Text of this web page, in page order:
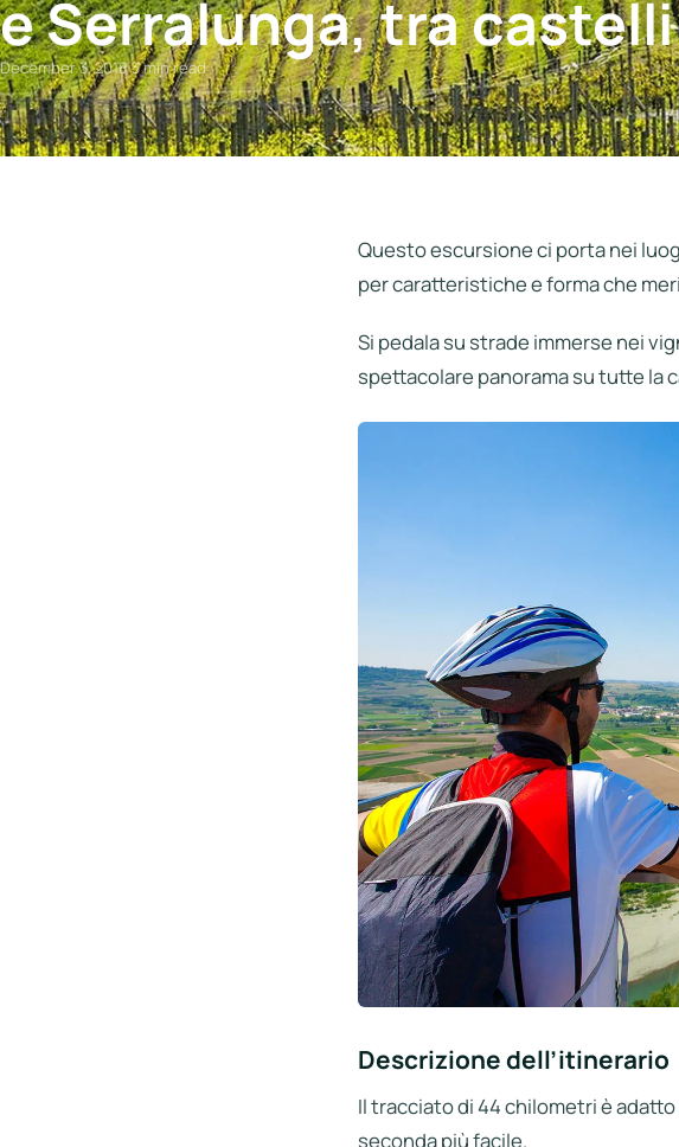
Italia
Northen
Italy
Center
Italy
e Serralunga, tra
December 3, 2018·3 min read
Questo escursione ci porta nei
per caratteristiche e forma che
Si pedala su strade immerse nei
spettacolare panorama su tutte la
Descrizione dell’itinerario
Il tracciato di 44 chilometri è
seconda più facile.